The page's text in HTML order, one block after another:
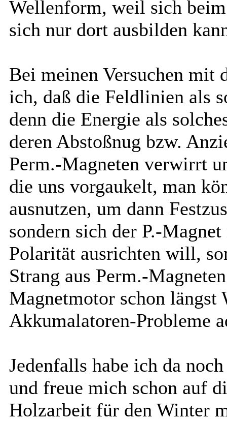
Wellenform, weil sich
sich nur dort ausbilden
Bei meinen Versuchen mit
ich, daß die Feldlinien als
denn die Energie als
deren Abstoßnug bzw.
Perm.-Magneten verwirrt
die uns vorgaukelt, man
ausnutzen, um dann
sondern sich der P.-
Polarität ausrichten will,
Strang aus Perm.-
Magnetmotor schon
Akkumalatoren-Probleme
Jedenfalls habe ich da
und freue mich schon auf
Holzarbeit für den Winter